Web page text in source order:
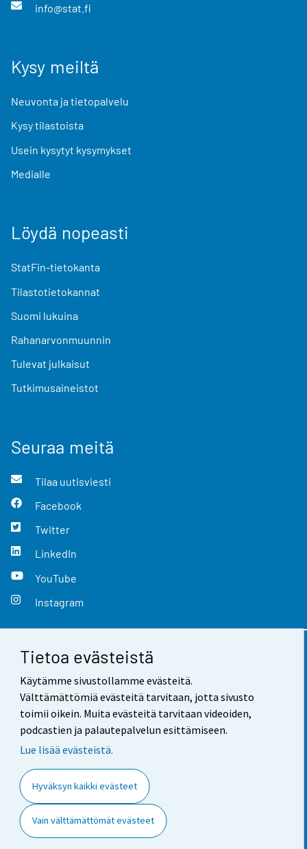
Tietoa evästeistä
Käytämme sivustollamme evästeitä.
Välttämättömiä evästeitä tarvitaan, jotta sivusto
toimii oikein. Muita evästeitä tarvitaan videoiden,
podcastien ja palautepalvelun esittämiseen.
Lue lisää evästeistä.
Hyväksyn kaikki evästeet
Vain välttämättömät evästeet
info@stat.fi
Kysy meiltä
Neuvonta ja tietopalvelu
Kysy tilastoista
Usein kysytyt kysymykset
Medialle
Löydä nopeasti
StatFin-tietokanta
Tilastotietokannat
Suomi lukuina
Rahanarvonmuunnin
Tulevat julkaisut
Tutkimusaineistot
Seuraa meitä
Tilaa uutisviesti
Facebook
Twitter
LinkedIn
YouTube
Instagram
Yhteystiedot
Palaute
Käyttöehdot
Saavutettavuus
Tietoa sivustosta
Evästeasetukset